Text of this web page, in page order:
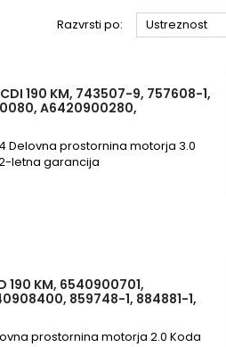
Razvrsti po: Ustreznost
CDI 190 KM, 743507-9, 757608-1,
A6420900280,
Delovna prostornina motorja 3.0
letna garancija
190 KM, 6540900701,
859748-1, 884881-1,
prostornina motorja 2.0 Koda